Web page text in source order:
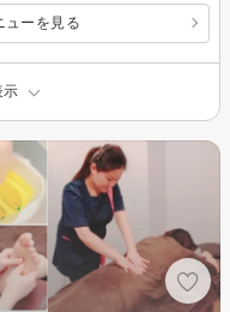
ューを見る
示